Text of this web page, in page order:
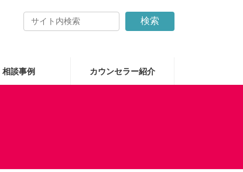
検索
相談事例 カウンセラー紹介